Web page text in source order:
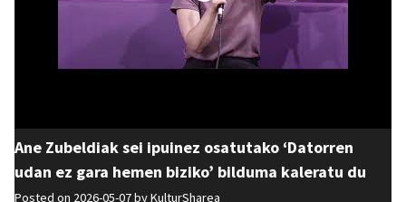
Ane Zubeldiak sei ipuinez osatutako ‘Datorren
udan ez gara hemen biziko’ bilduma kaleratu du
Posted on 2026-05-07 byKulturSharea